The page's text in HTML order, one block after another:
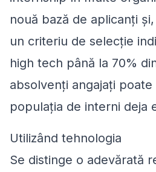
nouă bază de aplicanți
un criteriu de selecție
high tech până la 70%
absolvenți angajați
populația de interni deja
Utilizând tehnologia
Se distinge o adevărată